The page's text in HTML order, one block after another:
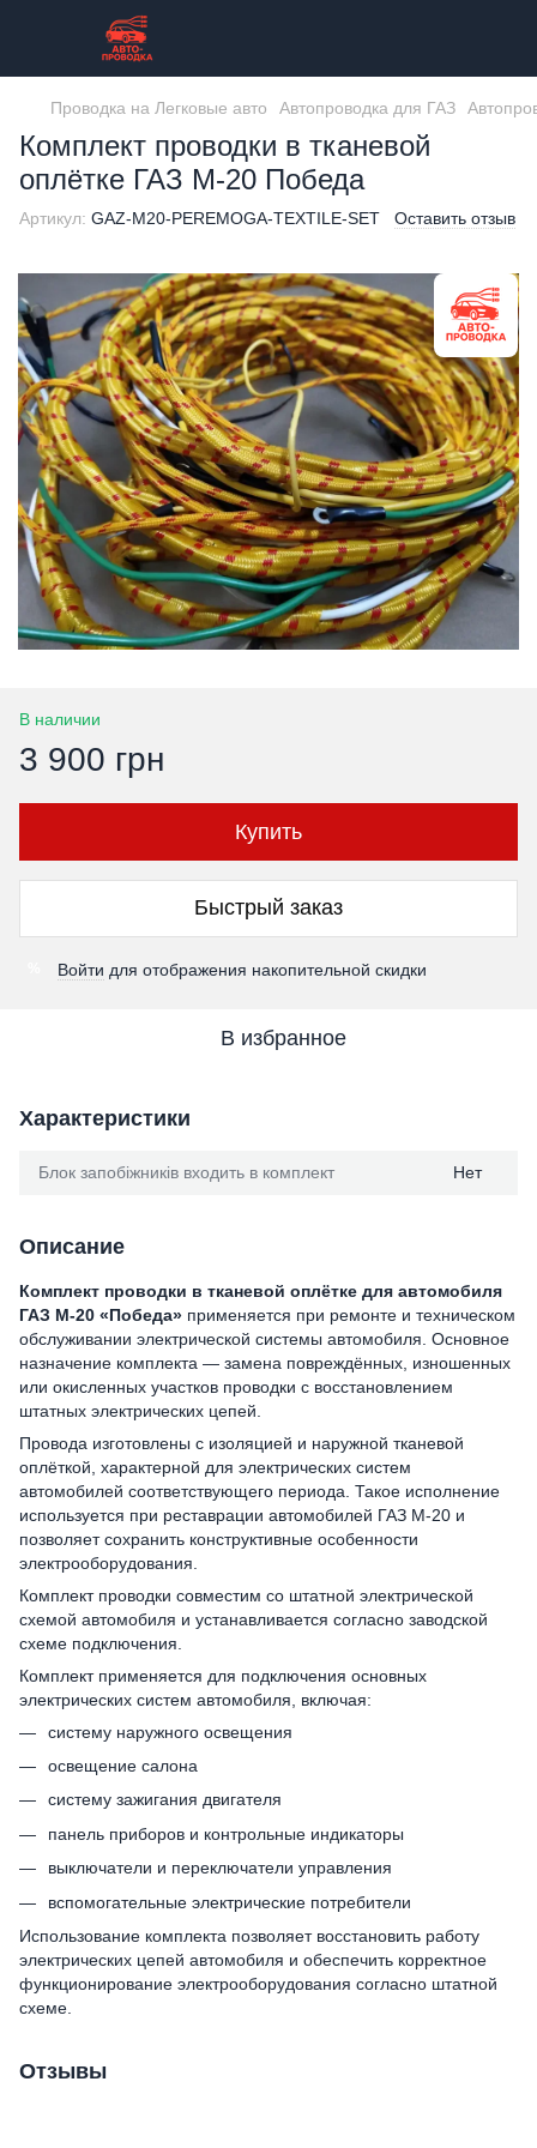
Проводка на Легковые авто Автопроводка для ГАЗ
Комплект проводки в тканевой
оплётке ГАЗ М-20 Победа
Артикул: GAZ-M20-PEREMOGA-TEXTILE-SET Оставить отзыв
В наличии
3 900 грн
Купить
Быстрый заказ
Войти для отображения накопительной скидки
В избранное
Характеристики
Блок запобіжників входить в комплект Нет
Описание
Комплект проводки в тканевой оплётке для автомобиля
ГАЗ М-20 «Победа» применяется при ремонте и техническом
обслуживании электрической системы автомобиля. Основное
назначение комплекта — замена повреждённых, изношенных
или окисленных участков проводки с восстановлением
штатных электрических цепей.
Провода изготовлены с изоляцией и наружной тканевой
оплёткой, характерной для электрических систем
автомобилей соответствующего периода. Такое исполнение
используется при реставрации автомобилей ГАЗ М-20 и
позволяет сохранить конструктивные особенности
электрооборудования.
Комплект проводки совместим со штатной электрической
схемой автомобиля и устанавливается согласно заводской
схеме подключения.
Комплект применяется для подключения основных
электрических систем автомобиля, включая:
систему наружного освещения
освещение салона
систему зажигания двигателя
панель приборов и контрольные индикаторы
выключатели и переключатели управления
вспомогательные электрические потребители
Использование комплекта позволяет восстановить работу
электрических цепей автомобиля и обеспечить корректное
функционирование электрооборудования согласно штатной
схеме.
Отзывы